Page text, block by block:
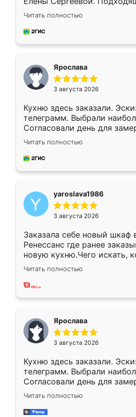
короткие сроки
для замера сотрудник
предложил по моему
Читать полностью
Ярослава
3 августа 2026
Кухню здесь заказали.
телеграмм. Выбрали
Согласовали день для
недели кухня была уже
довольны работой. Спасибо
мебель за качественную
Читать полностью
yaroslava1986
3 августа 2026
Заказала себе новый шкаф
Ренессанс где ранее
новую кухню.Чего искать,
вполне довольна. Служит
два года, нареканий нет.
Читать полностью
Ярослава
3 августа 2026
Кухню здесь заказали.
телеграмм. Выбрали
Согласовали день для
недели кухня была уже
довольны работой. Спасибо
мебель за качественную
Читать полностью